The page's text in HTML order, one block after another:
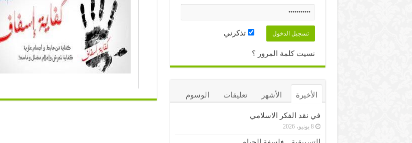
تذكرني
نسيت كلمة المرور ؟
الأخيرة الأشهر تعليقات الوسوم
في نقد الفكر الاسلامي
8 يونيو، 2026